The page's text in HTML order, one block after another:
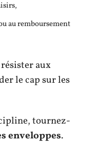
au remboursement
aux
le cap sur les
tournez-
enveloppes.